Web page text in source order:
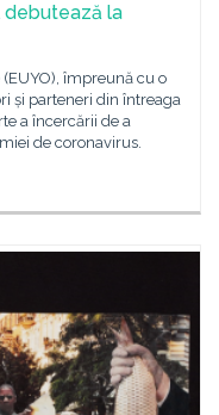
debutează la
împreună cu o
și parteneri din întreaga
a încercării de a
de coronavirus.